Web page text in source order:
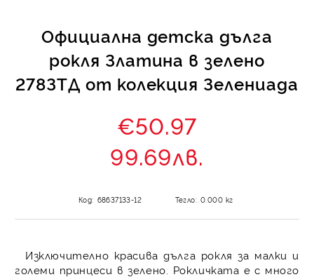
Официална детска дълга
рокля Златина в зелено
278ЗТД от колекция Зелениада
€50.97
99.69лв.
Код: 68637133-12 Тегло: 0.000 кг
Изключително красива дълга рокля за малки и
големи принцеси в зелено. Рокличката е с много